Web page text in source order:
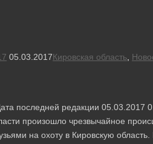
05.03.2017Кировская область,
последней редакции 05.03.2017
произошло чрезвычайное
на охоту в Кировскую